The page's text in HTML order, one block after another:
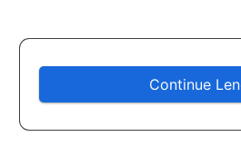
Continue